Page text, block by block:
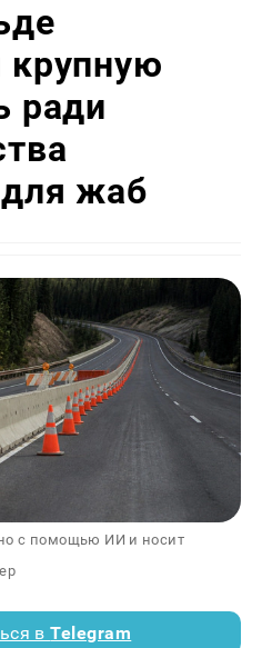
ради
жаб
с помощью ИИ и носит
вTelegram